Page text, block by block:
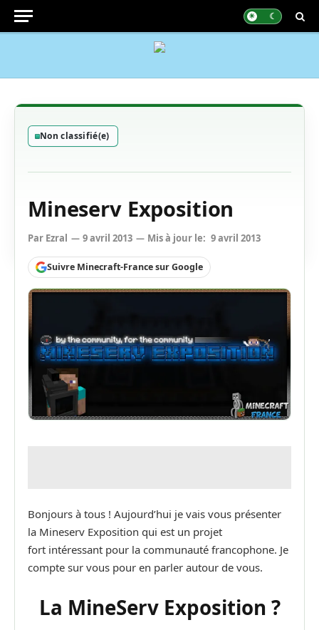
Non classifié(e)
Mineserv Exposition
Par Ezral 9 avril 2013 Mis à jour le: 9 avril 2013
Suivre Minecraft-France sur Google
Bonjours à tous ! Aujourd’hui je vais vous présenter
la Mineserv Exposition qui est un projet
fort intéressant pour la communauté francophone. Je
compte sur vous pour en parler autour de vous.
La MineServ Exposition ?